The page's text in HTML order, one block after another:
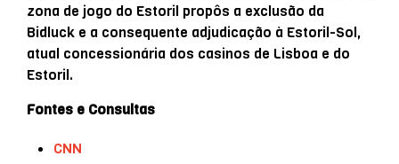
zona de jogo do Estoril propôs a exclusão da
Bidluck e a consequente adjudicação à Estoril-Sol,
atual concessionária dos casinos de Lisboa e do
Estoril.
Fontes e Consultas
CNN